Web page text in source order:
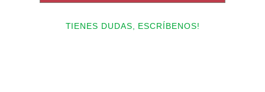
TIENES DUDAS, ESCRÍBENOS!